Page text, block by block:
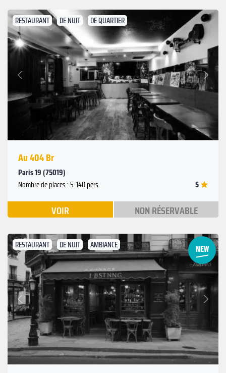
RESTAURANT DE NUIT DE QUARTIER
Précédent
Suivant
Au 404 Br
Paris 19 (75019)
Nombre de places : 5-140 pers. 5
VOIR NON RÉSERVABLE
RESTAURANT DE NUIT AMBIANCE
Précédent
Suivant